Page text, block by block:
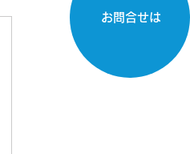
お問合せは